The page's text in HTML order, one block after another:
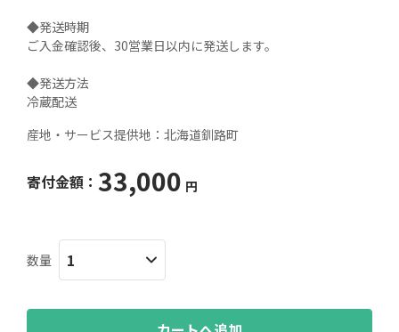
◆発送時期
ご入金確認後、30営業日以内に発送します。
◆発送方法
冷蔵配送
産地・サービス提供地： 北海道釧路町
寄付金額： 33,000 円
数量